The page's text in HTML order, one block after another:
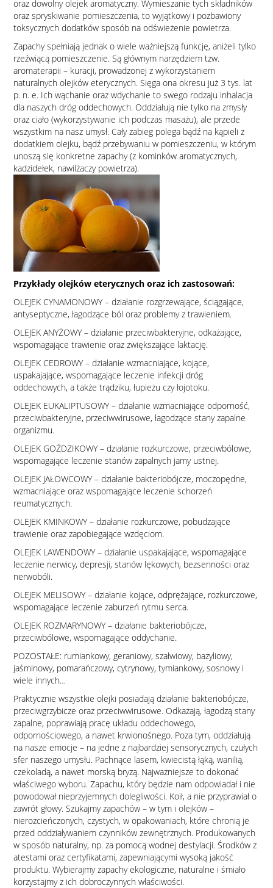
oraz dowolny olejek aromatyczny. Wymieszanie tych składników
oraz spryskiwanie pomieszczenia, to wyjątkowy i pozbawiony
toksycznych dodatków sposób na odświeżenie powietrza.
Zapachy spełniają jednak o wiele ważniejszą funkcję, aniżeli tylko
rzeźwiącą pomieszczenie. Są głównym narzędziem tzw.
aromaterapii – kuracji, prowadzonej z wykorzystaniem
naturalnych olejków eterycznych. Sięga ona okresu już 3 tys. lat
p. n. e. Ich wąchanie oraz wdychanie to swego rodzaju inhalacja
dla naszych dróg oddechowych. Oddziałują nie tylko na zmysły
oraz ciało (wykorzystywanie ich podczas masażu), ale przede
wszystkim na nasz umysł. Cały zabieg polega bądź na kąpieli z
dodatkiem olejku, bądź przebywaniu w pomieszczeniu, w którym
unoszą się konkretne zapachy (z kominków aromatycznych,
kadzidełek, nawilżaczy powietrza).
Przykłady olejków eterycznych oraz ich zastosowań:
OLEJEK CYNAMONOWY – działanie rozgrzewające, ściągające,
antyseptyczne, łagodzące ból oraz problemy z trawieniem.
OLEJEK ANYŻOWY – działanie przeciwbakteryjne, odkażające,
wspomagające trawienie oraz zwiększające laktację.
OLEJEK CEDROWY – działanie wzmacniające, kojące,
uspakajające, wspomagające leczenie infekcji dróg
oddechowych, a także trądziku, łupieżu czy łojotoku.
OLEJEK EUKALIPTUSOWY – działanie wzmacniające odporność,
przeciwbakteryjne, przeciwwirusowe, łagodzące stany zapalne
organizmu.
OLEJEK GOŹDZIKOWY – działanie rozkurczowe, przeciwbólowe,
wspomagające leczenie stanów zapalnych jamy ustnej.
OLEJEK JAŁOWCOWY – działanie bakteriobójcze, moczopędne,
wzmacniające oraz wspomagające leczenie schorzeń
reumatycznych.
OLEJEK KMINKOWY – działanie rozkurczowe, pobudzające
trawienie oraz zapobiegające wzdęciom.
OLEJEK LAWENDOWY – działanie uspakajające, wspomagające
leczenie nerwicy, depresji, stanów lękowych, bezsenności oraz
nerwobóli.
OLEJEK MELISOWY – działanie kojące, odprężające, rozkurczowe,
wspomagające leczenie zaburzeń rytmu serca.
OLEJEK ROZMARYNOWY – działanie bakteriobójcze,
przeciwbólowe, wspomagające oddychanie.
POZOSTAŁE: rumiankowy, geraniowy, szałwiowy, bazyliowy,
jaśminowy, pomarańczowy, cytrynowy, tymiankowy, sosnowy i
wiele innych…
Praktycznie wszystkie olejki posiadają działanie bakteriobójcze,
przeciwgrzybicze oraz przeciwwirusowe. Odkażają, łagodzą stany
zapalne, poprawiają pracę układu oddechowego,
odpornościowego, a nawet krwionośnego. Poza tym, oddziałują
na nasze emocje – na jedne z najbardziej sensorycznych, czułych
sfer naszego umysłu. Pachnące lasem, kwiecistą łąką, wanilią,
czekoladą, a nawet morską bryzą. Najważniejsze to dokonać
właściwego wyboru. Zapachu, który będzie nam odpowiadał i nie
powodował nieprzyjemnych dolegliwości. Koił, a nie przyprawiał o
zawrót głowy. Szukajmy zapachów – w tym i olejków –
nierozcieńczonych, czystych, w opakowaniach, które chronią je
przed oddziaływaniem czynników zewnętrznych. Produkowanych
w sposób naturalny, np. za pomocą wodnej destylacji. Środków z
atestami oraz certyfikatami, zapewniającymi wysoką jakość
produktu. Wybierajmy zapachy ekologiczne, naturalne i śmiało
korzystajmy z ich dobroczynnych właściwości.